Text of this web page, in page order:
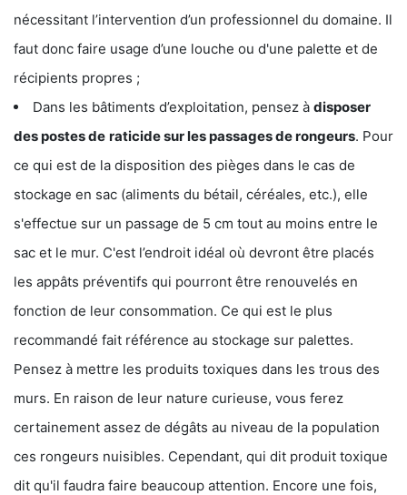
nécessitant l’intervention d’un professionnel du domaine. Il
faut donc faire usage d’une louche ou d'une palette et de
récipients propres ;
Dans les bâtiments d’exploitation, pensez à disposer
des postes de raticide sur les passages de rongeurs. Pour
ce qui est de la disposition des pièges dans le cas de
stockage en sac (aliments du bétail, céréales, etc.), elle
s'effectue sur un passage de 5 cm tout au moins entre le
sac et le mur. C'est l’endroit idéal où devront être placés
les appâts préventifs qui pourront être renouvelés en
fonction de leur consommation. Ce qui est le plus
recommandé fait référence au stockage sur palettes.
Pensez à mettre les produits toxiques dans les trous des
murs. En raison de leur nature curieuse, vous ferez
certainement assez de dégâts au niveau de la population
ces rongeurs nuisibles. Cependant, qui dit produit toxique
dit qu'il faudra faire beaucoup attention. Encore une fois,